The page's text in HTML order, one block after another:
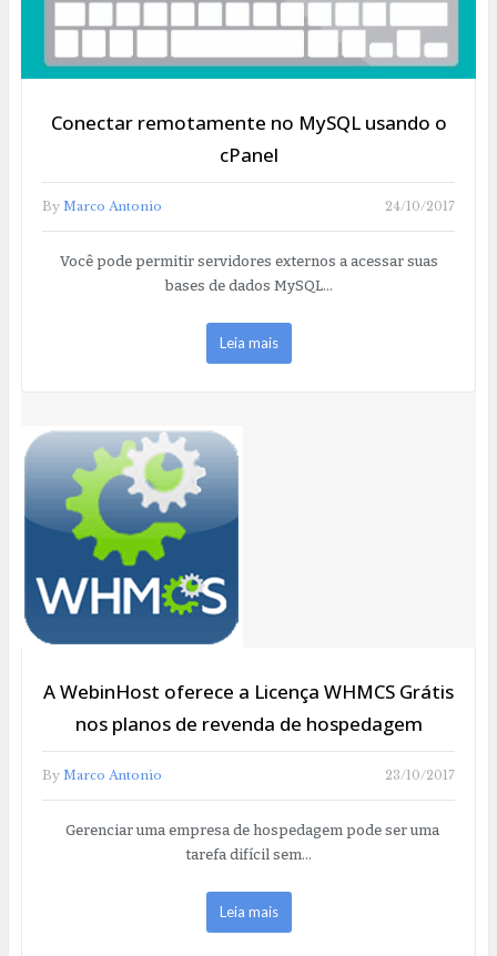
Conectar remotamente no MySQL usando o
cPanel
By Marco Antonio 24/10/2017
Você pode permitir servidores externos a acessar suas
bases de dados MySQL…
Leia mais
A WebinHost oferece a Licença WHMCS Grátis
nos planos de revenda de hospedagem
By Marco Antonio 23/10/2017
Gerenciar uma empresa de hospedagem pode ser uma
tarefa difícil sem…
Leia mais